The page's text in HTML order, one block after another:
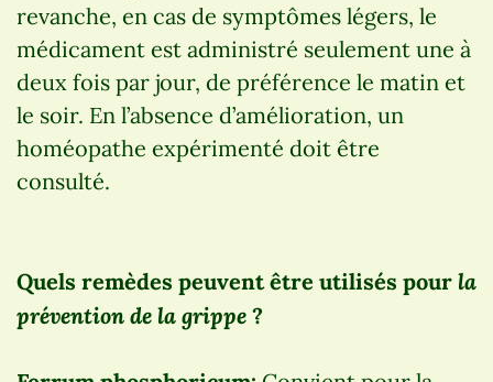
revanche, en cas de symptômes légers, le
médicament est administré seulement une à
deux fois par jour, de préférence le matin et
le soir. En l’absence d’amélioration, un
homéopathe expérimenté doit être
consulté.
Quels remèdes peuvent être utilisés pour la
prévention de la grippe ?